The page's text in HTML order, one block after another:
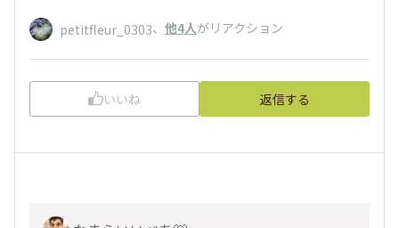
petitfleur_0303、 他4人がリアクション
いいね 返信する